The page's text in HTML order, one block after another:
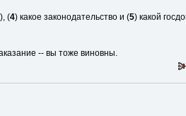
(4) какое законодательство и (5) какой
-- вы тоже виновны.